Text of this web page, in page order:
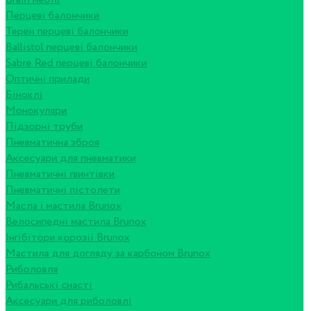
Перцеві балончики
Терен перцеві балончики
Ballistol перцеві балончики
Sabre Red перцеві балончики
Оптичні прилади
Біноклі
Монокуляри
Підзорні труби
Пневматична зброя
Аксесуари для пневматики
Пневматичні гвинтівки
Пневматичні пістолети
Масла і мастила Brunox
Велосипедні мастила Brunox
Інгібітори корозії Brunox
Мастила для догляду за карбоном Brunox
Риболовля
Рибальські снасті
Аксесуари для риболовлі